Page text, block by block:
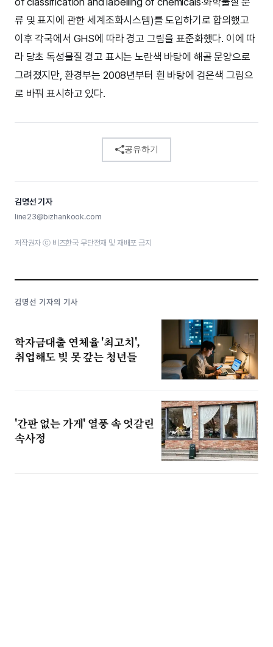
류 및 표지에 관한 세계조화시스템)를 도입하기로 합의했고
이후 각국에서 GHS에 따라 경고 그림을 표준화했다. 이에 따
라 당초 독성물질 경고 표시는 노란색 바탕에 해골 문양으로
그려졌지만, 환경부는 2008년부터 흰 바탕에 검은색 그림으
로 바꿔 표시하고 있다.
공유하기
김명선 기자
line23@bizhankook.com
저작권자 ⓒ 비즈한국 무단전재 및 재배포 금지
김명선 기자의 기사
학자금대출 연체율 '최고치',
취업해도 빚 못 갚는 청년들
'간판 없는 가게' 열풍 속 엇갈린
속사정